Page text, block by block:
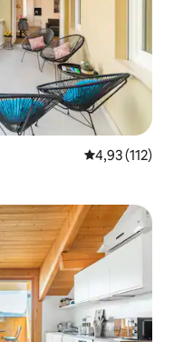
4,93 de uma
4,93 (112)